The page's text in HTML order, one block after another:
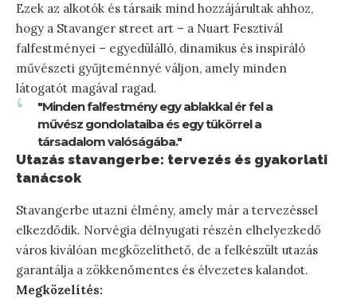
Ezek az alkotók és társaik mind hozzájárultak ahhoz,
hogy a Stavanger street art – a Nuart Fesztivál
falfestményei – egyedülálló, dinamikus és inspiráló
művészeti gyűjteménnyé váljon, amely minden
látogatót magával ragad.
"Minden falfestmény egy ablakkal ér fel a
művész gondolataiba és egy tükörrel a
társadalom valóságába."
Utazás stavangerbe: tervezés és gyakorlati
tanácsok
Stavangerbe utazni élmény, amely már a tervezéssel
elkezdődik. Norvégia délnyugati részén elhelyezkedő
város kiválóan megközelíthető, de a felkészült utazás
garantálja a zökkenőmentes és élvezetes kalandot.
Megközelítés: